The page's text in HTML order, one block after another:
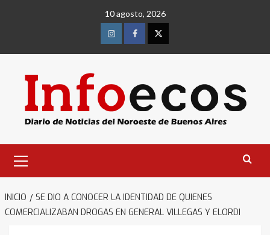
10 agosto, 2026
InstagramFacebookTwitter
primario
INICIO
SE DIO A CONOCER LA IDENTIDAD DE QUIENES
COMERCIALIZABAN DROGAS EN GENERAL VILLEGAS Y ELORDI